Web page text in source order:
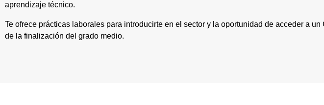
aprendizaje técnico.
Te ofrece prácticas laborales para introducirte en el sector y la oportunidad de acceder a un
de la finalización del grado medio.